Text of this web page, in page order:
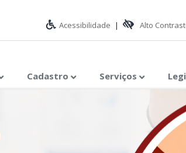
Acessibilidade | Alto
Cadastro Serviços